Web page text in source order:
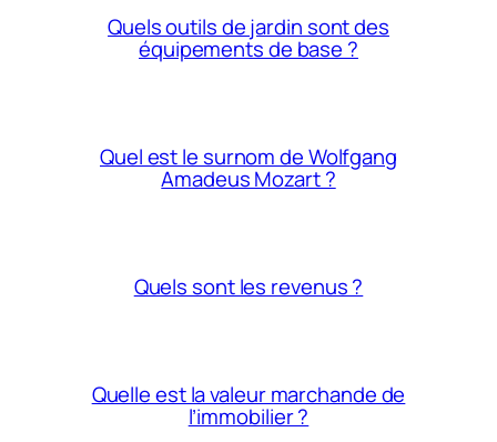
Quels outils de jardin sont des
équipements de base ?
Quel est le surnom de Wolfgang
Amadeus Mozart ?
Quels sont les revenus ?
Quelle est la valeur marchande de
l’immobilier ?